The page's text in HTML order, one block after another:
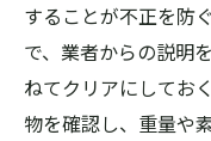
することが不正を防
で、業者からの説明
ねてクリアにしてお
物を確認し、重量や